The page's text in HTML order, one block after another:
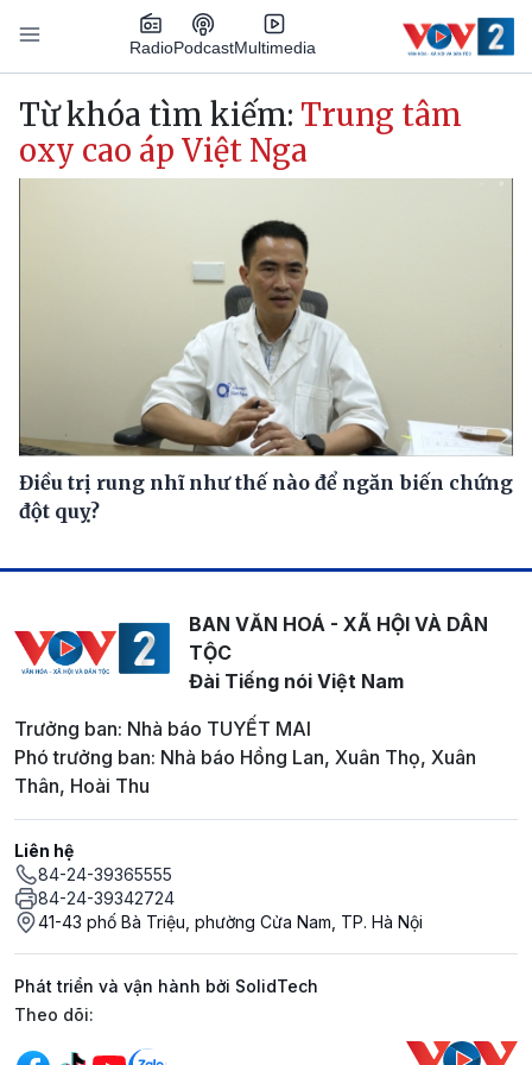
Nhảy đến nội dung
RadioPodcastMultimedia
Main navigation
Từ khóa tìm kiếm: Trung tâm
oxy cao áp Việt Nga
Điều trị rung nhĩ như thế nào để ngăn biến chứng
đột quỵ?
BAN VĂN HOÁ - XÃ HỘI VÀ DÂN
TỘC
Đài Tiếng nói Việt Nam
Trưởng ban: Nhà báo TUYẾT MAI
Phó trưởng ban: Nhà báo Hồng Lan, Xuân Thọ, Xuân
Thân, Hoài Thu
Liên hệ
84-24-39365555
84-24-39342724
41-43 phố Bà Triệu, phường Cửa Nam, TP. Hà Nội
Phát triển và vận hành bởi SolidTech
Mạng xã hội
Theo dõi: